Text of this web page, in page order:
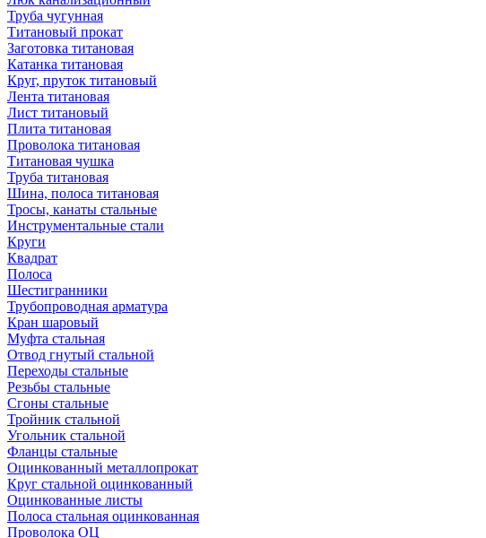
Труба чугунная
Титановый прокат
Заготовка титановая
Катанка титановая
Круг, пруток титановый
Лента титановая
Лист титановый
Плита титановая
Проволока титановая
Титановая чушка
Труба титановая
Шина, полоса титановая
Тросы, канаты стальные
Инструментальные стали
Круги
Квадрат
Полоса
Шестигранники
Трубопроводная арматура
Кран шаровый
Муфта стальная
Отвод гнутый стальной
Переходы стальные
Резьбы стальные
Сгоны стальные
Тройник стальной
Угольник стальной
Фланцы стальные
Оцинкованный металлопрокат
Круг стальной оцинкованный
Оцинкованные листы
Полоса стальная оцинкованная
Проволока ОЦ